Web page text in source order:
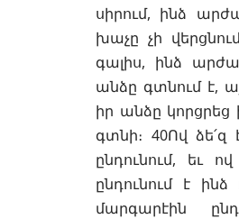
սիրում, ինձ
խաչը չի
գալիս, ինձ
անձը գտնում է,
իր անձը
գտնի։ 40Ով ձե՛զ
ընդունում, եւ
ընդունում է ինձ
մարգարէին